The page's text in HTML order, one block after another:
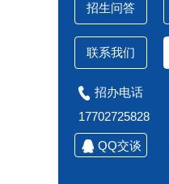
招生问答
联系我们
招办电话
17702725828
QQ交谈